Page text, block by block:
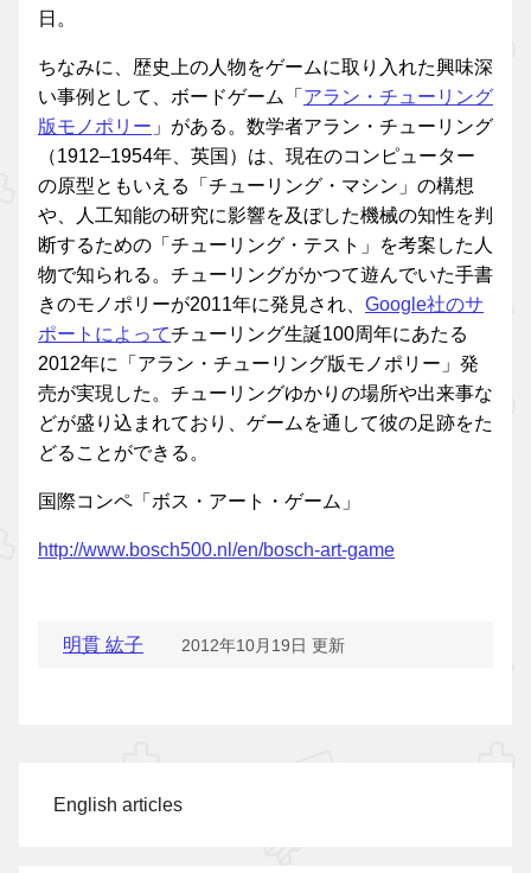
日。
ちなみに、歴史上の人物をゲームに取り入れた興味深
い事例として、ボードゲーム「 アラン・チューリング
版モノポリー 」がある。数学者アラン・チューリング
（1912–1954年、英国）は、現在のコンピューター
の原型ともいえる「チューリング・マシン」の構想
や、人工知能の研究に影響を及ぼした機械の知性を判
断するための「チューリング・テスト」を考案した人
物で知られる。チューリングがかつて遊んでいた手書
きのモノポリーが2011年に発見され、 Google社のサ
ポートによってチューリング生誕100周年にあたる
2012年に「アラン・チューリング版モノポリー」発
売が実現した。チューリングゆかりの場所や出来事な
どが盛り込まれており、ゲームを通して彼の足跡をた
どることができる。
国際コンペ「ボス・アート・ゲーム」
http://www.bosch500.nl/en/bosch-art-game
明貫 紘子 2012年10月19日 更新
English articles